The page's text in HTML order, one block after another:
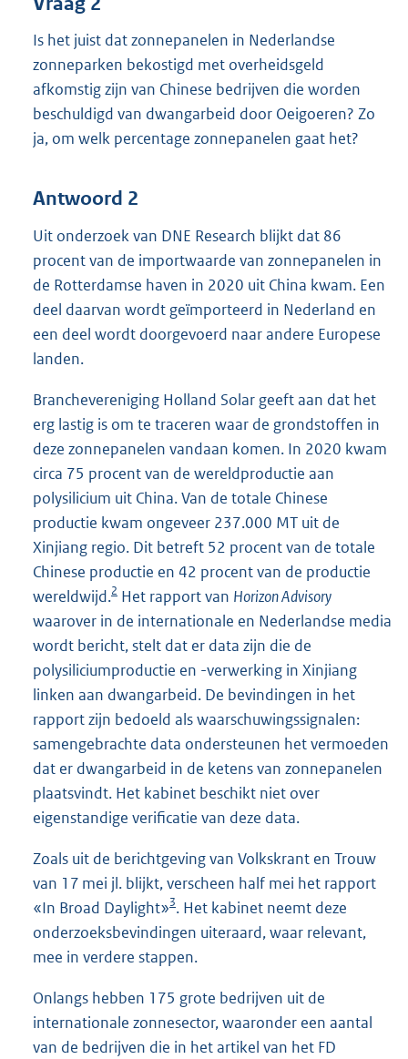
Is het juist dat zonnepanelen in Nederlandse
zonneparken bekostigd met overheidsgeld
afkomstig zijn van Chinese bedrijven die worden
beschuldigd van dwangarbeid door Oeigoeren? Zo
ja, om welk percentage zonnepanelen gaat het?
Antwoord 2
Uit onderzoek van DNE Research blijkt dat 86
procent van de importwaarde van zonnepanelen in
de Rotterdamse haven in 2020 uit China kwam. Een
deel daarvan wordt geïmporteerd in Nederland en
een deel wordt doorgevoerd naar andere Europese
landen.
Branchevereniging Holland Solar geeft aan dat het
erg lastig is om te traceren waar de grondstoffen in
deze zonnepanelen vandaan komen. In 2020 kwam
circa 75 procent van de wereldproductie aan
polysilicium uit China. Van de totale Chinese
productie kwam ongeveer 237.000 MT uit de
Xinjiang regio. Dit betreft 52 procent van de totale
Chinese productie en 42 procent van de productie
wereldwijd.2 Het rapport van Horizon Advisory
waarover in de internationale en Nederlandse media
wordt bericht, stelt dat er data zijn die de
polysiliciumproductie en -verwerking in Xinjiang
linken aan dwangarbeid. De bevindingen in het
rapport zijn bedoeld als waarschuwingssignalen:
samengebrachte data ondersteunen het vermoeden
dat er dwangarbeid in de ketens van zonnepanelen
plaatsvindt. Het kabinet beschikt niet over
eigenstandige verificatie van deze data.
Zoals uit de berichtgeving van Volkskrant en Trouw
van 17 mei jl. blijkt, verscheen half mei het rapport
«In Broad Daylight»3. Het kabinet neemt deze
onderzoeksbevindingen uiteraard, waar relevant,
mee in verdere stappen.
Onlangs hebben 175 grote bedrijven uit de
internationale zonnesector, waaronder een aantal
van de bedrijven die in het artikel van het FD